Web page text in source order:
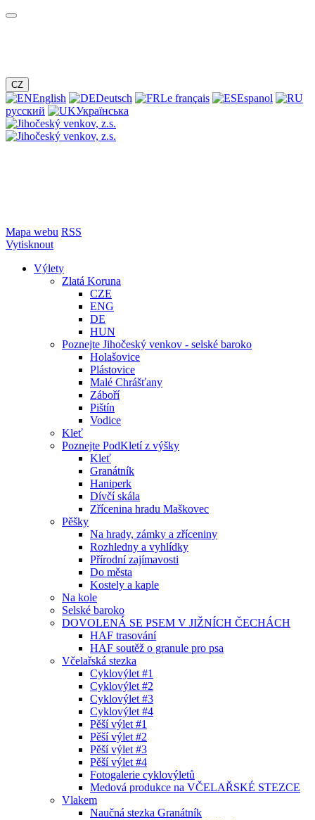
CZ
English Deutsch Le français
Espanol
русский
Українська
Mapa webu RSS
Vytisknout
Výlety
Zlatá Koruna
CZE
ENG
DE
HUN
Poznejte Jihočeský venkov - selské baroko
Holašovice
Plástovice
Malé Chrášťany
Záboří
Pištín
Vodice
Kleť
Poznejte PodKletí z výšky
Kleť
Granátník
Haniperk
Dívčí skála
Zřícenina hradu Maškovec
Pěšky
Na hrady, zámky a zříceniny
Rozhledny a vyhlídky
Přírodní zajímavosti
Do města
Kostely a kaple
Na kole
Selské baroko
DOVOLENÁ SE PSEM V JIŽNÍCH ČECHÁCH
HAF trasování
HAF soutěž o granule pro psa
Včelařská stezka
Cyklovýlet #1
Cyklovýlet #2
Cyklovýlet #3
Cyklovýlet #4
Pěší výlet #1
Pěší výlet #2
Pěší výlet #3
Pěší výlet #4
Fotogalerie cyklovýletů
Medová produkce na VČELAŘSKÉ STEZCE
Vlakem
Naučná stezka Granátník